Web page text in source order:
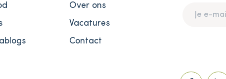
Over ons
Vacatures
Contact